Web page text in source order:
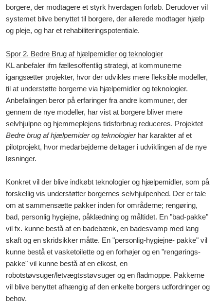
borgere, der modtagere et styrk hverdagen forløb. Derudover vil
systemet blive benyttet til borgere, der allerede modtager hjælp
og pleje, og har et rehabiliteringspotentiale.
Spor 2. Bedre Brug af hjælpemidler og teknologier
KL anbefaler ifm fællesoffentlig strategi, at kommunerne
igangsætter projekter, hvor der udvikles mere fleksible modeller,
til at understøtte borgerne via hjælpemidler og teknologier.
Anbefalingen beror på erfaringer fra andre kommuner, der
gennem de nye modeller, har vist at borgere bliver mere
selvhjulpne og hjemmeplejens tidsforbrug reduceres. Projektet
Bedre brug af hjælpemider og teknologierhar karakter af et
pilotprojekt, hvor medarbejderne deltager i udviklingen af de nye
løsninger.
Konkret vil der blive indkøbt teknologier og hjælpemidler, som på
forskellig vis understøtter borgernes selvhjulpenhed. Der er tale
om at sammensætte pakker inden for områderne; rengøring,
bad, personlig hygiejne, påklædning og måltidet. En "bad-pakke"
vil fx. kunne bestå af en badebænk, en badesvamp med lang
skaft og en skridsikker måtte. En "personlig-hygiejne- pakke" vil
kunne bestå et vasketoilette og en forhøjer og en "rengørings-
pakke" vil kunne bestå af en elkost, en
robotstøvsuger/letvægtsstøvsuger og en fladmoppe. Pakkerne
vil blive benyttet afhængig af den enkelte borgers udfordringer og
behov.